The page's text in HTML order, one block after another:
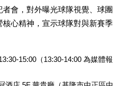
會，對外曝光球隊視覺、球團
核心精神，宣示球隊對與新賽季
15:00（13:30-14:00 為媒體報